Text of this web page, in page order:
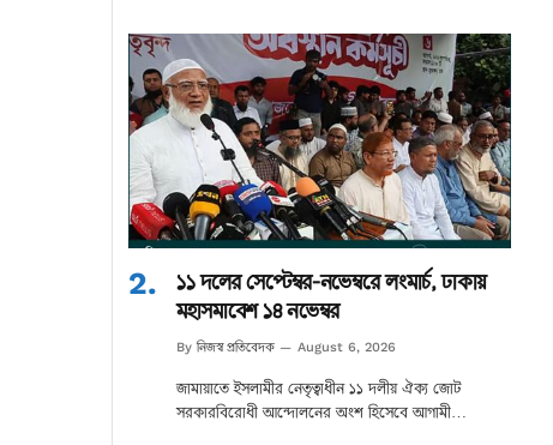
১১ দলের সেপ্টেম্বর-নভেম্বরে লংমার্চ, ঢাকায়
মহাসমাবেশ ১৪ নভেম্বর
By নিজস্ব প্রতিবেদক August 6, 2026
জামায়াতে ইসলামীর নেতৃত্বাধীন ১১ দলীয় ঐক্য জোট
সরকারবিরোধী আন্দোলনের অংশ হিসেবে আগামী…